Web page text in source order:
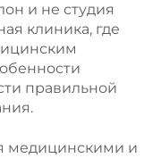
и не студия
клиника, где
правильной
медицинскими и